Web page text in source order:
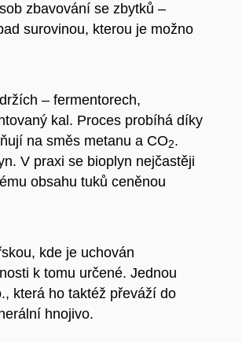
zbavování se zbytků –
surovinou, kterou je možno
– fermentorech,
kal. Proces probíhá díky
na směs metanu a CO2.
V praxi se bioplyn nejčastěji
obsahu tuků ceněnou
kde je uchován
k tomu určené. Jednou
která ho taktéž převáží do
hnojivo.